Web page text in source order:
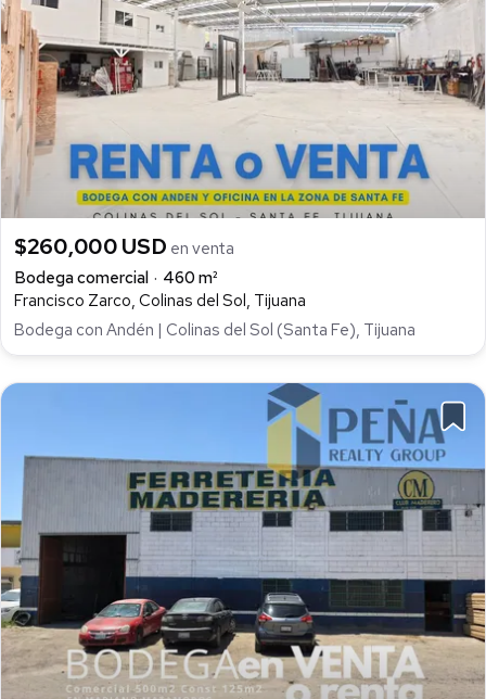
$260,000 USD en venta
Bodega comercial
460 m²
Francisco Zarco, Colinas del Sol, Tijuana
Bodega con Andén | Colinas del Sol (Santa Fe), Tijuana